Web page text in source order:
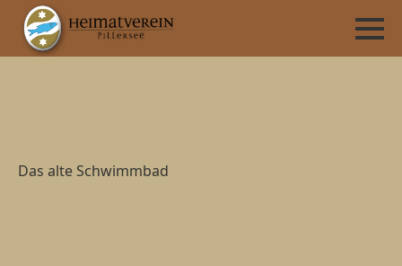
Das alte Schwimmbad